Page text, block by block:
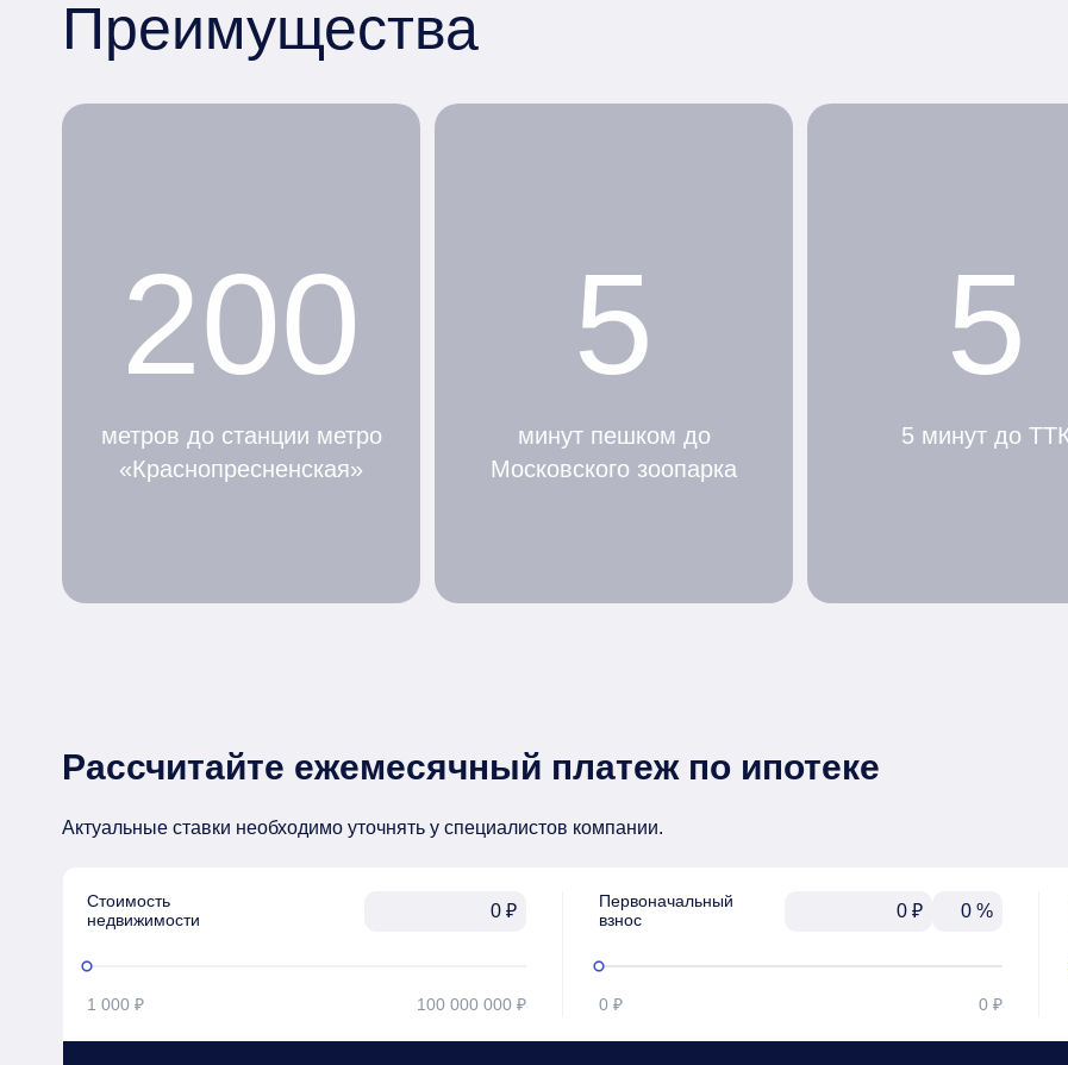
Преимущества
200
метров до станции метро
«Краснопресненская»
5
минут пешком до
Московского зоопарка
5
5 минут до
Рассчитайте ежемесячный платеж по ипотеке
Актуальные ставки необходимо уточнять у специалистов компании.
Стоимость
недвижимости
₽
1 000 ₽ 100 000 000 ₽
Первоначальный
взнос
₽ %
0 ₽ 0 ₽